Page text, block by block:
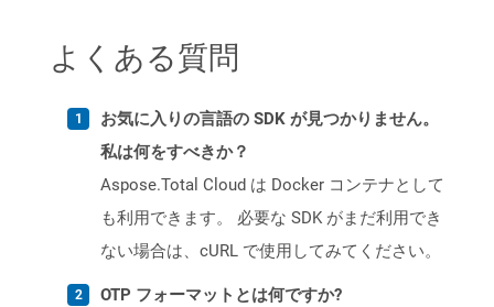
よくある質問
お気に入りの言語の SDK が見つかりません。
私は何をすべきか？
Aspose.Total Cloud は Docker コンテナとして
も利用できます。 必要な SDK がまだ利用でき
ない場合は、cURL で使用してみてください。
OTP フォーマットとは何ですか?